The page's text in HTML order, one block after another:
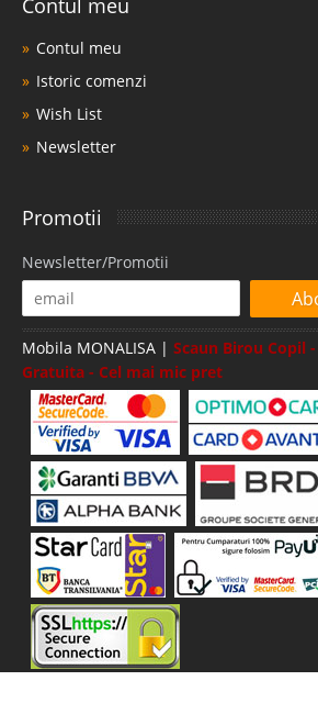
Contul meu
Contul meu
Istoric comenzi
Wish List
Newsletter
Promotii
Newsletter/Promotii
Mobila MONALISA | Scaun Birou Copil
Gratuita - Cel mai mic pret